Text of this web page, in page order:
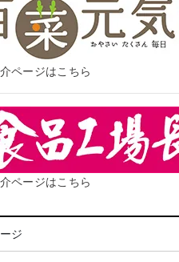
ページはこちら
ページはこちら
ジ